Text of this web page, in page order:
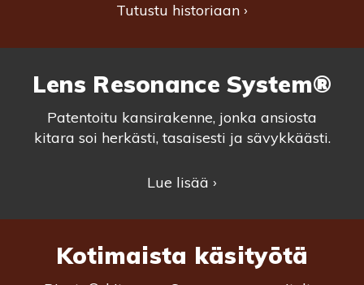
Tutustu historiaan ›
Lens Resonance System®
Patentoitu kansirakenne, jonka ansiosta
kitara soi herkästi, tasaisesti ja sävykkäästi.
Lue lisää ›
Kotimaista käsityötä